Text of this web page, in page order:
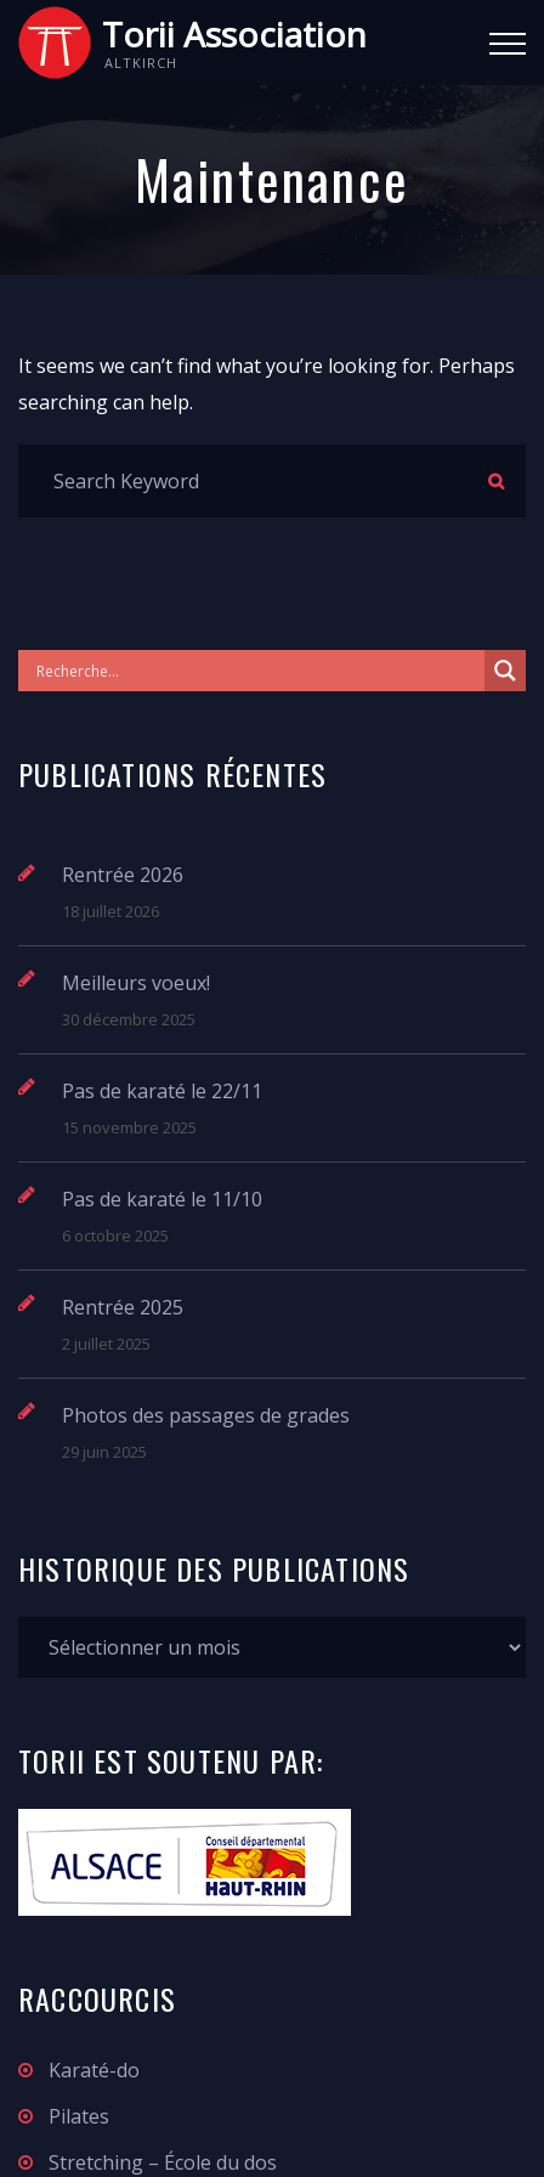
Torii Association
ALTKIRCH
Maintenance
It seems we can’t find what you’re looking for. Perhaps
searching can help.
PUBLICATIONS RÉCENTES
Rentrée 2026
18 juillet 2026
Meilleurs voeux!
30 décembre 2025
Pas de karaté le 22/11
15 novembre 2025
Pas de karaté le 11/10
6 octobre 2025
Rentrée 2025
2 juillet 2025
Photos des passages de grades
29 juin 2025
HISTORIQUE DES PUBLICATIONS
TORII EST SOUTENU PAR:
RACCOURCIS
Karaté-do
Pilates
Stretching – École du dos